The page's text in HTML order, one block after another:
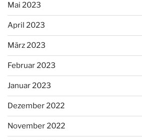
Mai 2023
April 2023
März 2023
Februar 2023
Januar 2023
Dezember 2022
November 2022